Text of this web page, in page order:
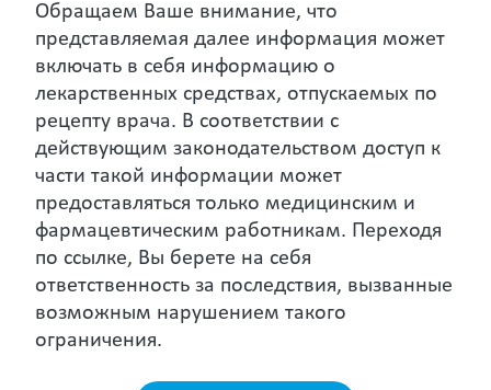
Искать
Неврология и психиатрия
Женское здоровье Гастроэнтерология
Здоровье дыхательной системы
Управление сахарным диабетом Дерматология
Обращаем Ваше внимание, что
представляемая далее информация может
включать в себя информацию о
лекарственных средствах, отпускаемых по
рецепту врача. В соответствии с
действующим законодательством доступ к
части такой информации может
предоставляться только медицинским и
фармацевтическим работникам. Переходя
по ссылке, Вы берете на себя
ответственность за последствия, вызванные
возможным нарушением такого
ограничения.